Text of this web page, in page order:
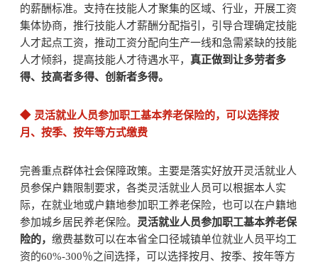
的薪酬标准。支持在技能人才聚集的区域、行业，开展工资
集体协商，推行技能人才薪酬分配指引，引导合理确定技能
人才起点工资，推动工资分配向生产一线和急需紧缺的技能
人才倾斜，提高技能人才待遇水平， 真正做到让多劳者多
得、技高者多得、创新者多得。
◆ 灵活就业人员参加职工基本养老保险的，可以选择按
月、按季、按年等方式缴费
完善重点群体社会保障政策。主要是落实好放开灵活就业人
员参保户籍限制要求，各类灵活就业人员可以根据本人实
际，在就业地或户籍地参加职工养老保险，也可以在户籍地
参加城乡居民养老保险。 灵活就业人员参加职工基本养老保
险的， 缴费基数可以在本省全口径城镇单位就业人员平均工
资的60%-300％之间选择，可以选择按月、按季、按年等方